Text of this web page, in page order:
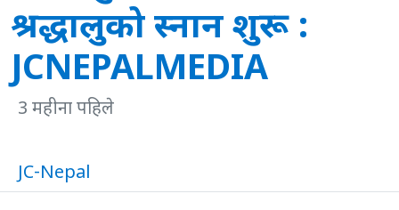
श्रद्धालुको स्नान शुरू :
JCNEPALMEDIA
3 महीना पहिले
JC-Nepal